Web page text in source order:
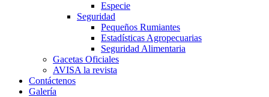
Especie
Seguridad
Pequeños Rumiantes
Estadísticas Agropecuarias
Seguridad Alimentaria
Gacetas Oficiales
AVISA la revista
Contáctenos
Galería